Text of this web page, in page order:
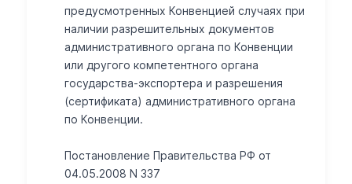
предусмотренных Конвенцией случаях при
наличии разрешительных документов
административного органа по Конвенции
или другого компетентного органа
государства-экспортера и разрешения
(сертификата) административного органа
по Конвенции.
Постановление Правительства РФ от
04.05.2008 N 337